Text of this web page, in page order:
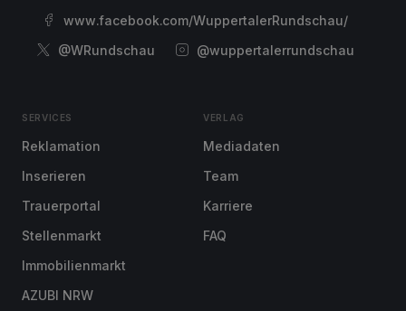
www.facebook.com/WuppertalerRundschau/
@WRundschau
@wuppertalerrundschau
SERVICES
Reklamation
Inserieren
Trauerportal
Stellenmarkt
Immobilienmarkt
AZUBI NRW
VERLAG
Mediadaten
Team
Karriere
FAQ